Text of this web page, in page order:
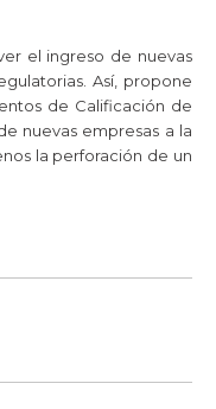
el ingreso de nuevas
Así, propone
de Calificación de
nuevas empresas a la
la perforación de un